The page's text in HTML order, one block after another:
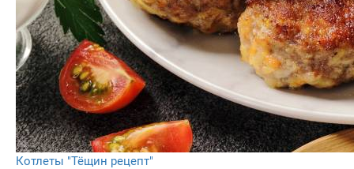
Котлеты "Тёщин рецепт"